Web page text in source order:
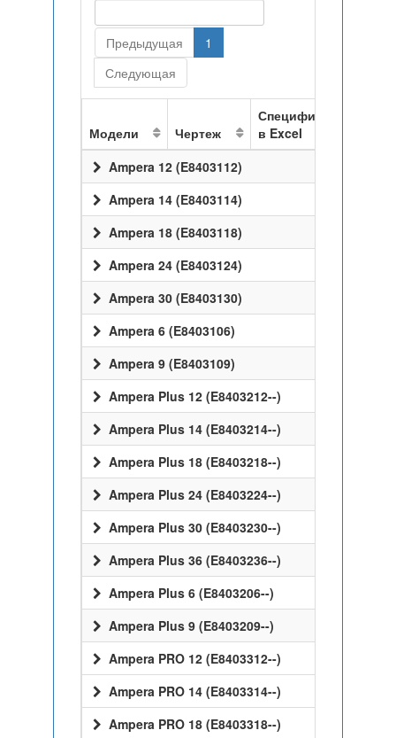
Предыдущая
1
Следующая
Модели Чертеж
Спецификация
в Excel
Ampera 12 (E8403112)
Ampera 14 (E8403114)
Ampera 18 (E8403118)
Ampera 24 (E8403124)
Ampera 30 (E8403130)
Ampera 6 (E8403106)
Ampera 9 (E8403109)
Ampera Plus 12 (E8403212--)
Ampera Plus 14 (E8403214--)
Ampera Plus 18 (E8403218--)
Ampera Plus 24 (E8403224--)
Ampera Plus 30 (E8403230--)
Ampera Plus 36 (E8403236--)
Ampera Plus 6 (E8403206--)
Ampera Plus 9 (E8403209--)
Ampera PRO 12 (E8403312--)
Ampera PRO 14 (E8403314--)
Ampera PRO 18 (E8403318--)